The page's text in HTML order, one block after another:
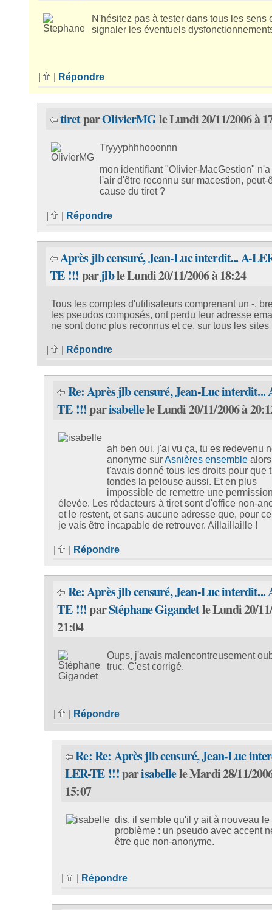
N'hésitez pas à tester dans tous les sens
signaler les éventuels
Répondre
tiretparOlivierMGle Lundi 20/11/2006 à
Tryyyphhhooonnn
mon identifiant "Olivier-MacGestion"
l'air d'être reconnu sur macestion, peut-
cause du tiret ?
Répondre
Après jlb censuré, Jean-Luc interdit... A-
TE !!! parjlble Lundi 20/11/2006 à 18:24
Tous les comptes d'utilisateurs comprenant un -,
les pseudos composés, ont perdu leur adresse
ne sont donc plus reconnus et ce, sur tous les sites
Répondre
Re: Après jlb censuré, Jean-Luc interdit...
TE !!!parisabellele Lundi 20/11/2006 à
ah ben oui, j'ai vu ça, tu es redevenu
anonyme surAsnières ensemble
t'avais donné tous les droits pour que
tondes la pelouse aussi. Et en plus
impossible de remettre une
élevée. Les rédacteurs à tiret sont d'office non-
et le restent, et sans aucune adresse que, pour
je vais être incapable de retrouver. Aillaillaille !
| Répondre
Re: Après jlb censuré, Jean-Luc interdit...
TE !!!parStéphane Gigandetle Lundi 20/
21:04
Oups, j'avais malencontreusement
truc. C'est corrigé.
| Répondre
Re: Re: Après jlb censuré, Jean-Luc
LER-TE !!!parisabellele Mardi 28/11/
15:07
dis, il semble qu'il y ait à nouveau le
problème : un pseudo avec accent
être que non-anonyme.
| Répondre